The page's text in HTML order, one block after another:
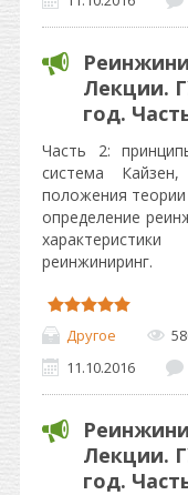
Лекции.
год.
Часть 2:
система
положения
определение
реинжиниринг.
Другое
11.10.2016
Лекции.
год.